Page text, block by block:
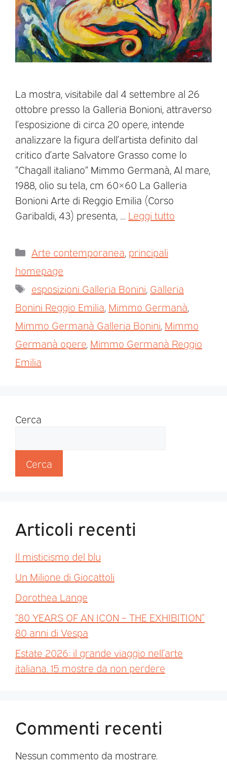
La mostra, visitabile dal 4 settembre al 26
ottobre presso la Galleria Bonioni, attraverso
l’esposizione di circa 20 opere, intende
analizzare la figura dell’artista definito dal
critico d’arte Salvatore Grasso come lo
“Chagall italiano“ Mimmo Germanà, Al mare,
1988, olio su tela, cm 60×60 La Galleria
Bonioni Arte di Reggio Emilia (Corso
Garibaldi, 43) presenta, … Leggi tutto
Arte contemporanea principali
homepage
esposizioni Galleria Bonini Galleria
Bonini Reggio Emilia Mimmo Germanà
Mimmo Germanà Galleria Bonini Mimmo
Germanà opere Mimmo Germanà Reggio
Emilia
Cerca
Cerca
Articoli recenti
Il misticismo del blu
Un Milione di Giocattoli
Dorothea Lange
“80 YEARS OF AN ICON – THE EXHIBITION”
80 anni di Vespa
Estate 2026: il grande viaggio nell’arte
italiana. 15 mostre da non perdere
Commenti recenti
Nessun commento da mostrare.